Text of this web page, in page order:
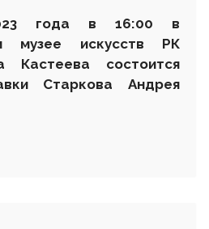
года в 16:00 в
музее искусств РК
Кастеева состоится
Старкова Андрея